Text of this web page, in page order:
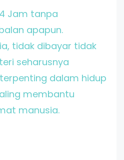
Jam tanpa
apapun.
tidak dibayar tidak
seharusnya
dalam hidup
membantu
manusia.